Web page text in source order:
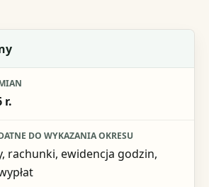
do wykazania okresu
r.
rachunki, ewidencja godzin,